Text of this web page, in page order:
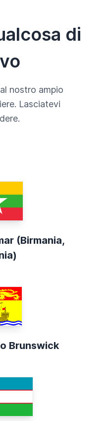
di
nostro ampio
Lasciatevi
(Birmania,
Brunswick